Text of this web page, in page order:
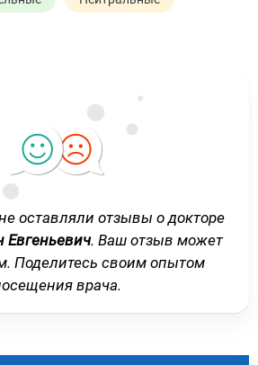
оставляли отзывы о докторе
. Ваш отзыв может
Поделитесь своим опытом
врача.